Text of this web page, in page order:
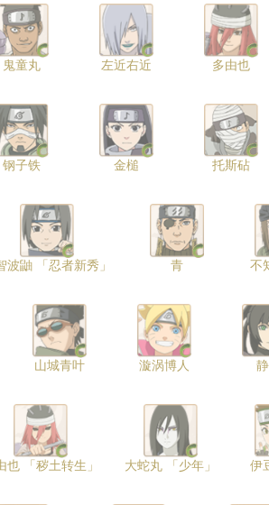
鬼童丸 左近右近 多由也
钢子铁 金槌 托斯砧
波鼬 「忍者新秀」 青 不
山城青叶 漩涡博人
也 「秽土转生」 大蛇丸 「少年」 伊